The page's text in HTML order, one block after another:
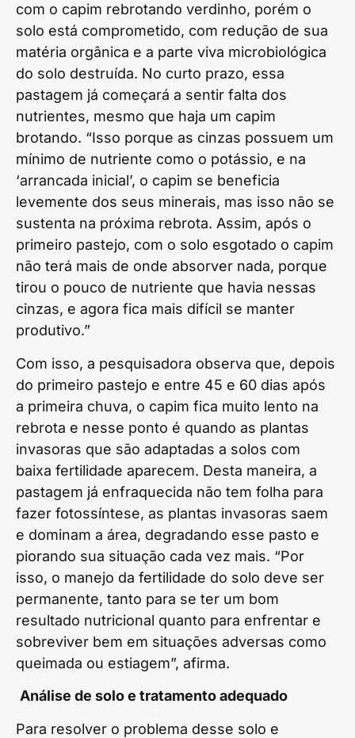
com o capim rebrotando verdinho, porém o
solo está comprometido, com redução de sua
matéria orgânica e a parte viva microbiológica
do solo destruída. No curto prazo, essa
pastagem já começará a sentir falta dos
nutrientes, mesmo que haja um capim
brotando. “Isso porque as cinzas possuem um
mínimo de nutriente como o potássio, e na
‘arrancada inicial’, o capim se beneficia
levemente dos seus minerais, mas isso não se
sustenta na próxima rebrota. Assim, após o
primeiro pastejo, com o solo esgotado o capim
não terá mais de onde absorver nada, porque
tirou o pouco de nutriente que havia nessas
cinzas, e agora fica mais difícil se manter
produtivo.”
Com isso, a pesquisadora observa que, depois
do primeiro pastejo e entre 45 e 60 dias após
a primeira chuva, o capim fica muito lento na
rebrota e nesse ponto é quando as plantas
invasoras que são adaptadas a solos com
baixa fertilidade aparecem. Desta maneira, a
pastagem já enfraquecida não tem folha para
fazer fotossíntese, as plantas invasoras saem
e dominam a área, degradando esse pasto e
piorando sua situação cada vez mais. “Por
isso, o manejo da fertilidade do solo deve ser
permanente, tanto para se ter um bom
resultado nutricional quanto para enfrentar e
sobreviver bem em situações adversas como
queimada ou estiagem”, afirma.
Análise de solo e tratamento adequado
Para resolver o problema desse solo e